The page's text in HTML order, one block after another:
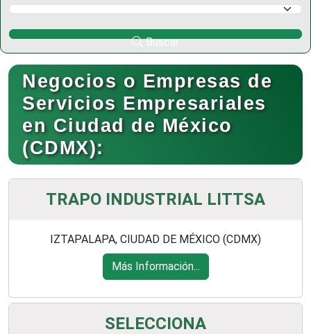
Selecciona un Municipio
Buscar
Negocios o Empresas de
Servicios Empresariales
en Ciudad de México
(CDMX):
TRAPO INDUSTRIAL LITTSA
IZTAPALAPA, CIUDAD DE MÉXICO (CDMX)
Más Información...
SELECCIONA